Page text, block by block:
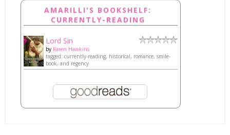
AMARILLI'S BOOKSHELF:
CURRENTLY-READING
Lord Sin
by Karen Hawkins
tagged: currently-reading, historical, romance, smile-
book, and regency